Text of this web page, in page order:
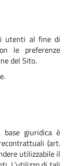
utenti al fine di
le preferenze
del Sito.
giuridica è
(art.
utilizzabile il